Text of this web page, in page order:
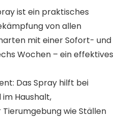
ist ein praktisches
von allen
mit einer Sofort- und
Wochen – ein effektives
Das Spray hilft bei
Haushalt,
wie Ställen